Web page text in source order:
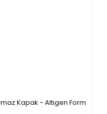
Kapak - Altıgen Form